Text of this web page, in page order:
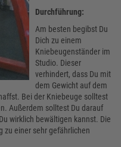
Durchführung:
Am besten begibst Du
Dich zu einem
Kniebeugenständer im
Studio. Dieser
verhindert, dass Du mit
dem Gewicht auf dem
Bei der Kniebeuge solltest
Außerdem solltest Du darauf
wirklich bewältigen kannst. Die
zu einer sehr gefährlichen